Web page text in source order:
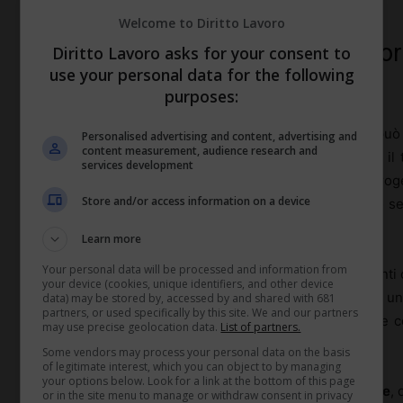
Alternanza scuola lavoro e
turismo
Nel turismo l’alternanza scuola lavoro(oggi PCTO)
Gli istituti alberghieri, i licei linguistici o i tecnici per il
viaggio, stabilimenti balneari, parchi tematici. Se il
«ragazzo tuttofare», ma una figura in apprendimento
Un percorso professionalizzante serio alterna
studente al banco delricevimentopuò partecipare a
gestisce un overbooking, vedere come si interagisce
tavoli.
Le scuole dovrebbero pretendereconvenzioni scritte
Welcome to Diritto Lavoro
Diritto Lavoro asks for your consent to
use your personal data for the following
purposes:
Personalised advertising and content, advertising and
content measurement, audience research and
services development
Store and/or access information on a device
Learn more
Your personal data will be processed and information from
your device (cookies, unique identifiers, and other device
data) may be stored by, accessed by and shared with 681
partners, or used specifically by this site. We and our partners
may use precise geolocation data. List of partners.
Some vendors may process your personal data on the basis
of legitimate interest, which you can object to by managing
your options below. Look for a link at the bottom of this page
or in the site menu to manage or withdraw consent in privacy